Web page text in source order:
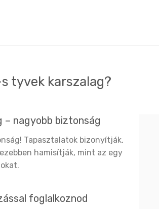
tyvek karszalag?
– nagyobb biztonság
Tapasztalatok bizonyítják,
hamisítják, mint az egy
foglalkoznod